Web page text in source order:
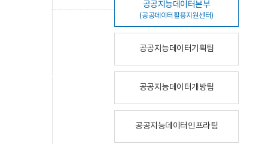
공공지능데이터본부
(공공데이터활용지원센터)
공공지능데이터기획팀
공공지능데이터개방팀
공공지능데이터인프라팀